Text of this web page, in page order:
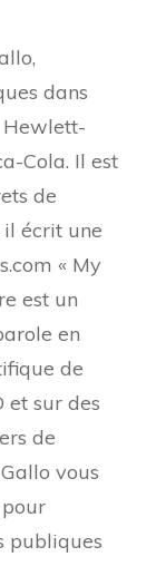
dans
Hewlett-
Cola. Il est
de
il écrit une
« My
est un
en
de
et sur des
de
vous
publiques